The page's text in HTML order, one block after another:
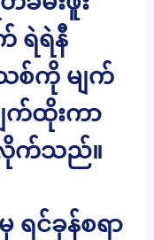
ရဲရဲနီ
စ်ကို မျက်
က်ထိုးကာ
လိုက်သည်။
ရင်ခုန်စရာ